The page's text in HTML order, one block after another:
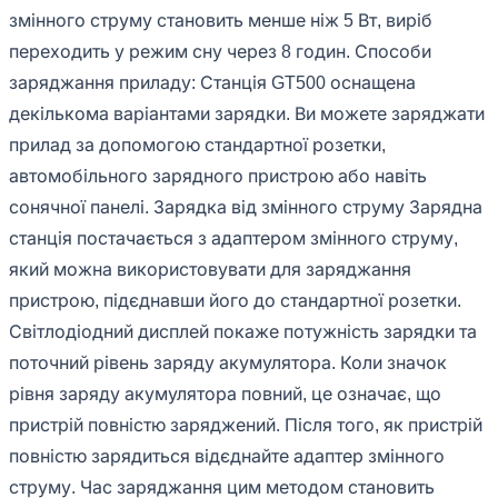
змінного струму становить менше ніж 5 Вт, виріб
переходить у режим сну через 8 годин. Способи
заряджання приладу: Станція GT500 оснащена
декількома варіантами зарядки. Ви можете заряджати
прилад за допомогою стандартної розетки,
автомобільного зарядного пристрою або навіть
сонячної панелі. Зарядка від змінного струму Зарядна
станція постачається з адаптером змінного струму,
який можна використовувати для заряджання
пристрою, підєднавши його до стандартної розетки.
Світлодіодний дисплей покаже потужність зарядки та
поточний рівень заряду акумулятора. Коли значок
рівня заряду акумулятора повний, це означає, що
пристрій повністю заряджений. Після того, як пристрій
повністю зарядиться відєднайте адаптер змінного
струму. Час заряджання цим методом становить